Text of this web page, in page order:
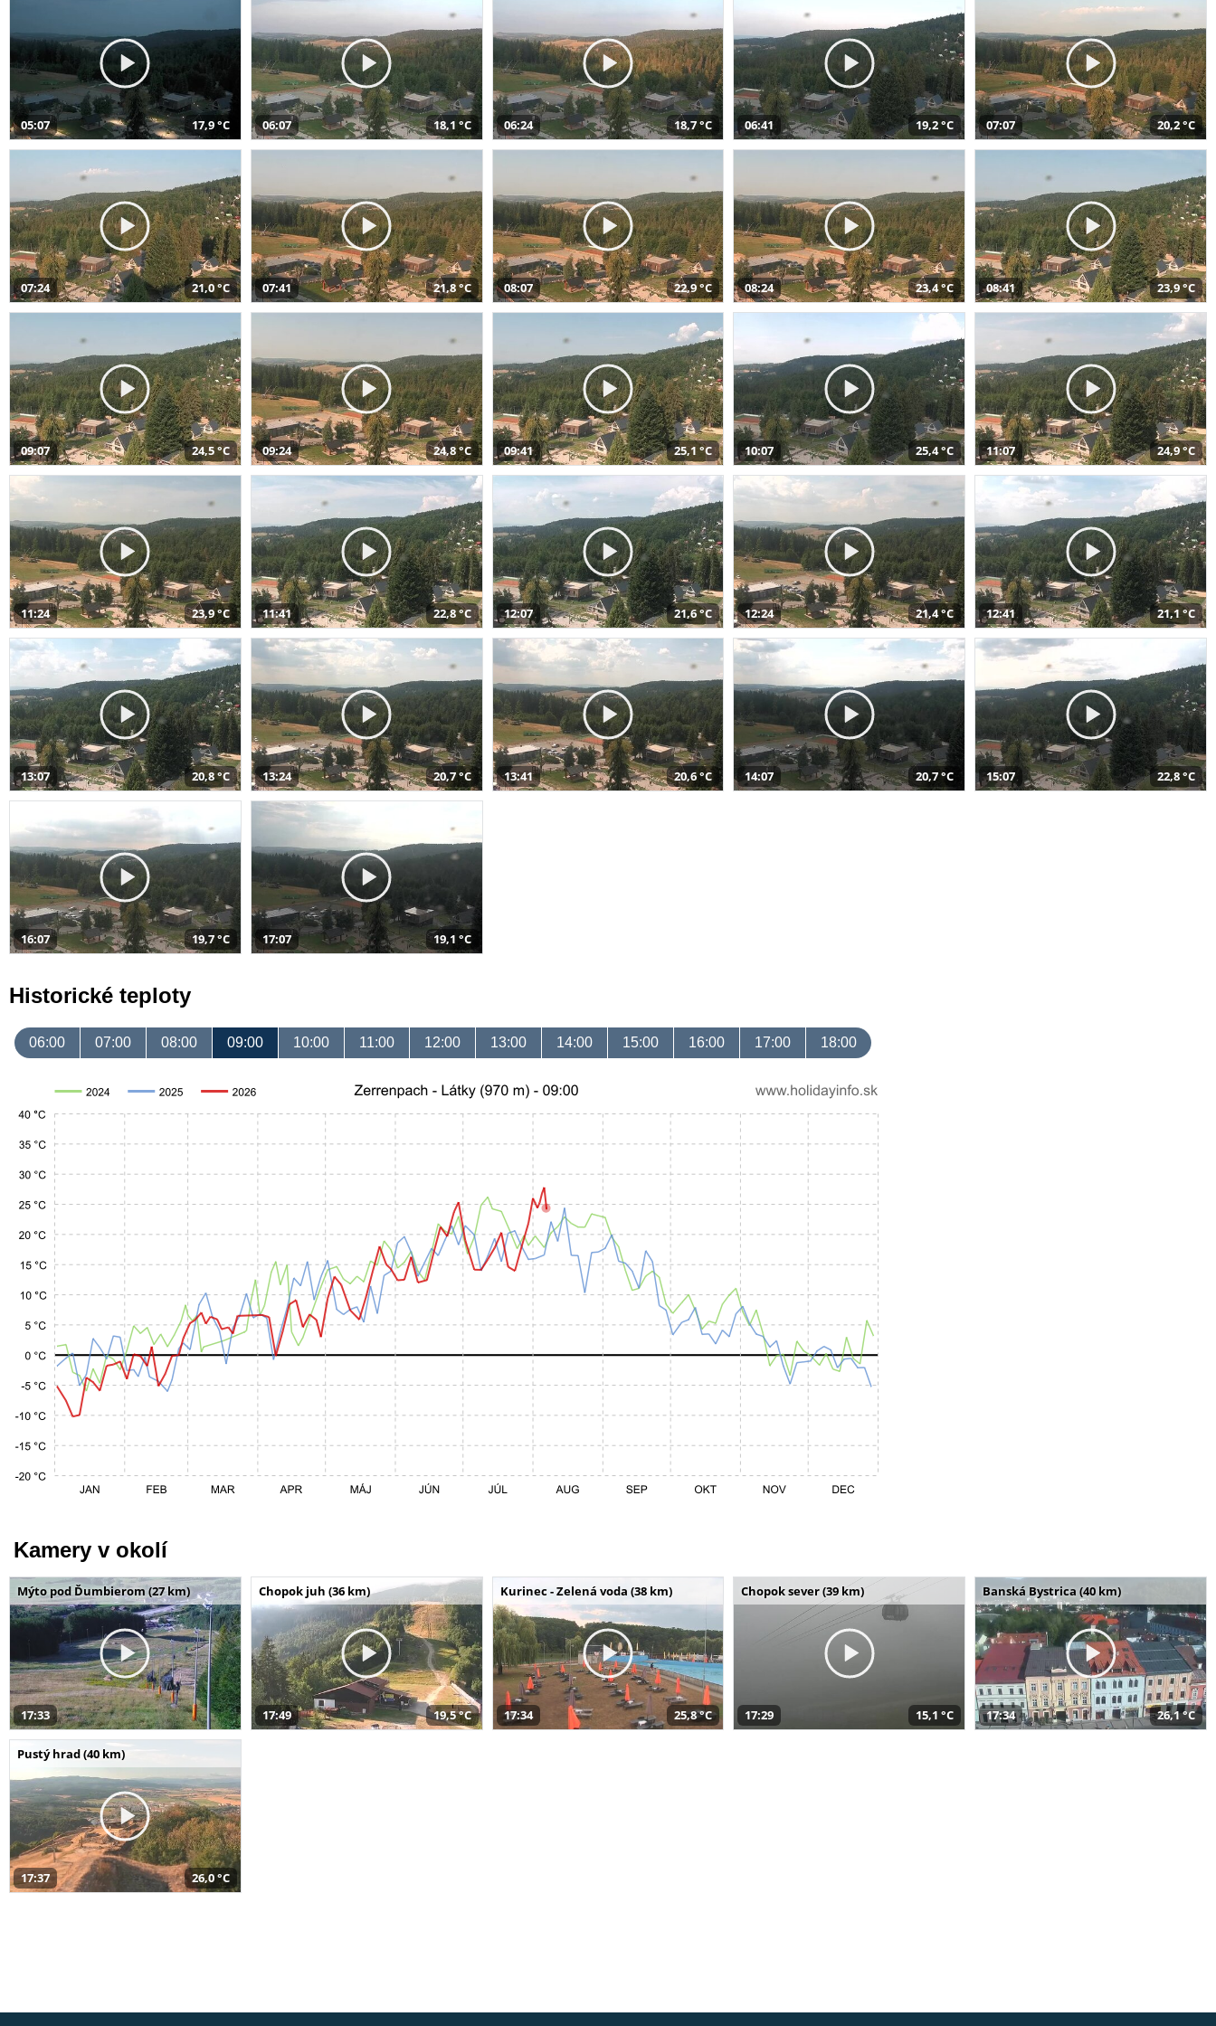
05:07 17,9 °C 06:07 18,1 °C 06:24 18,7 °C 06:41 19,2 °C 07:07 20,2 °C
07:24 21,0 °C 07:41 21,8 °C 08:07 22,9 °C 08:24 23,4 °C 08:41 23,9 °C
09:07 24,5 °C 09:24 24,8 °C 09:41 25,1 °C 10:07 25,4 °C 11:07 24,9 °C
11:24 23,9 °C 11:41 22,8 °C 12:07 21,6 °C 12:24 21,4 °C 12:41 21,1 °C
13:07 20,8 °C 13:24 20,7 °C 13:41 20,6 °C 14:07 20,7 °C 15:07 22,8 °C
16:07 19,7 °C 17:07 19,1 °C
Historické teploty
06:00 07:00 08:00 09:00 10:00 11:00 12:00 13:00 14:00 15:00 16:00 17:00 18:00
Kamery v okolí
Mýto pod Ďumbierom (27 km)
17:33
Chopok juh (36 km)
17:49 19,5 °C
Kurinec - Zelená voda (38 km)
17:34 25,8 °C
Chopok sever (39 km)
17:29 15,1 °C
Banská Bystrica (40 km)
17:34 26,1 °C
Pustý hrad (40 km)
17:37 26,0 °C